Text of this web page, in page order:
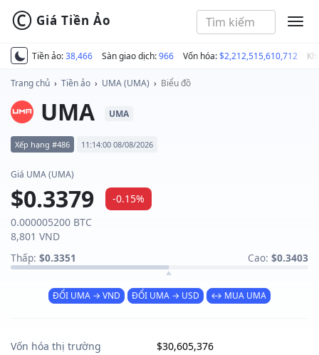
Tiền ảo:38,466 Sàn giao dịch:966 Vốn hóa:$2,212,515,610,712
© Giá Tiền Ảo
Trang chủ › Tiền ảo › UMA (UMA) › Biểu đồ
UMA UMA
Xếp hạng #486 11:14:00 08/08/2026
Giá UMA (UMA)
$0.3379
-0.15%
0.000005200 BTC
8,801 VND
Thấp: $0.3351 Cao: $0.3403
ĐỔI UMA → VND ĐỔI UMA → USD ↔ MUA UMA
Vốn hóa thị trường
$30,605,376